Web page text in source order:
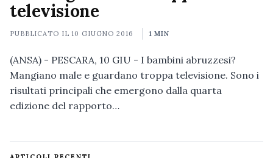
televisione
PUBBLICATO IL10 GIUGNO 2016 1 MIN
(ANSA) - PESCARA, 10 GIU - I bambini abruzzesi?
Mangiano male e guardano troppa televisione. Sono i
risultati principali che emergono dalla quarta
edizione del rapporto…